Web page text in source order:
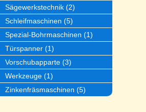
Sägewerkstechnik (2)
Schleifmaschinen (5)
Spezial-Bohrmaschinen (1)
Türspanner (1)
Vorschubapparte (3)
Werkzeuge (1)
Zinkenfräsmaschinen (5)